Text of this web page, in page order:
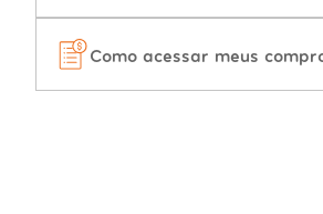
Como acessar meus